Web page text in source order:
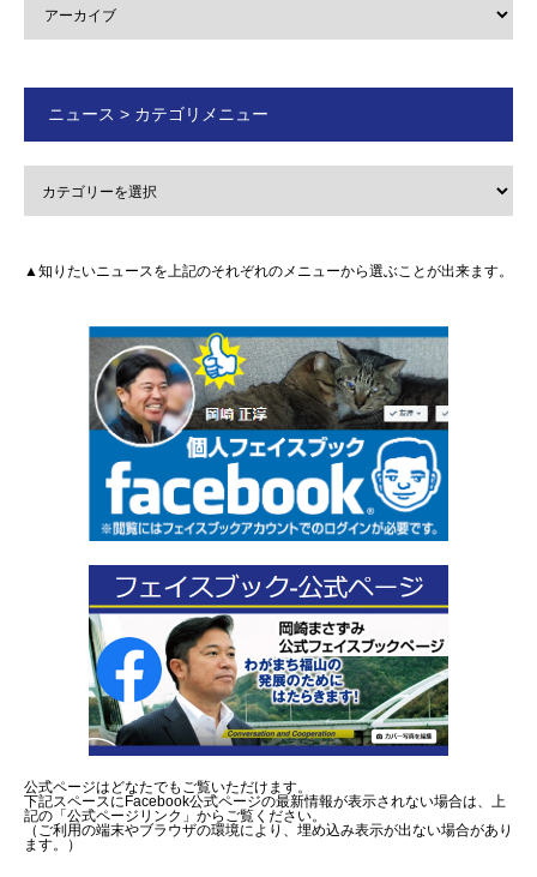
ニュース > カテゴリメニュー
▲知りたいニュースを上記のそれぞれのメニューから選ぶことが出来ます。
公式ページはどなたでもご覧いただけます。
下記スペースにFacebook公式ページの最新情報が表示されない場合は、上
記の「公式ページリンク」からご覧ください。
（ご利用の端末やブラウザの環境により、埋め込み表示が出ない場合があり
ます。）